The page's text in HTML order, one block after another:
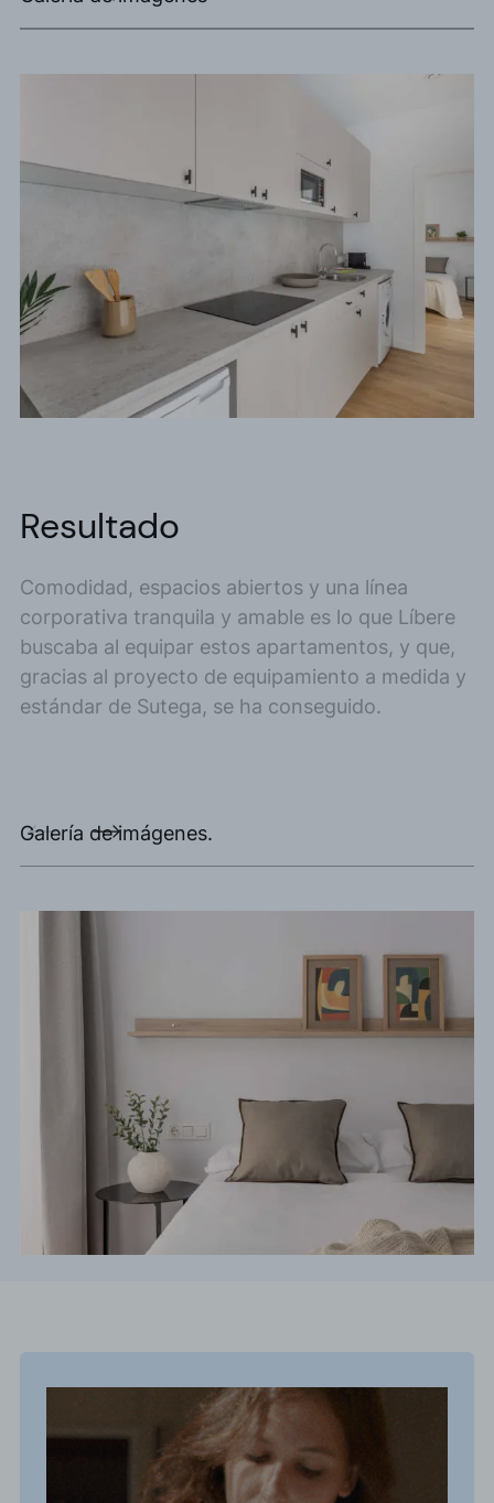
Resultado
Comodidad, espacios abiertos y una línea
corporativa tranquila y amable es lo que Líbere
buscaba al equipar estos apartamentos, y que,
gracias al proyecto de equipamiento a medida y
estándar de Sutega, se ha conseguido.
Galería de imágenes.